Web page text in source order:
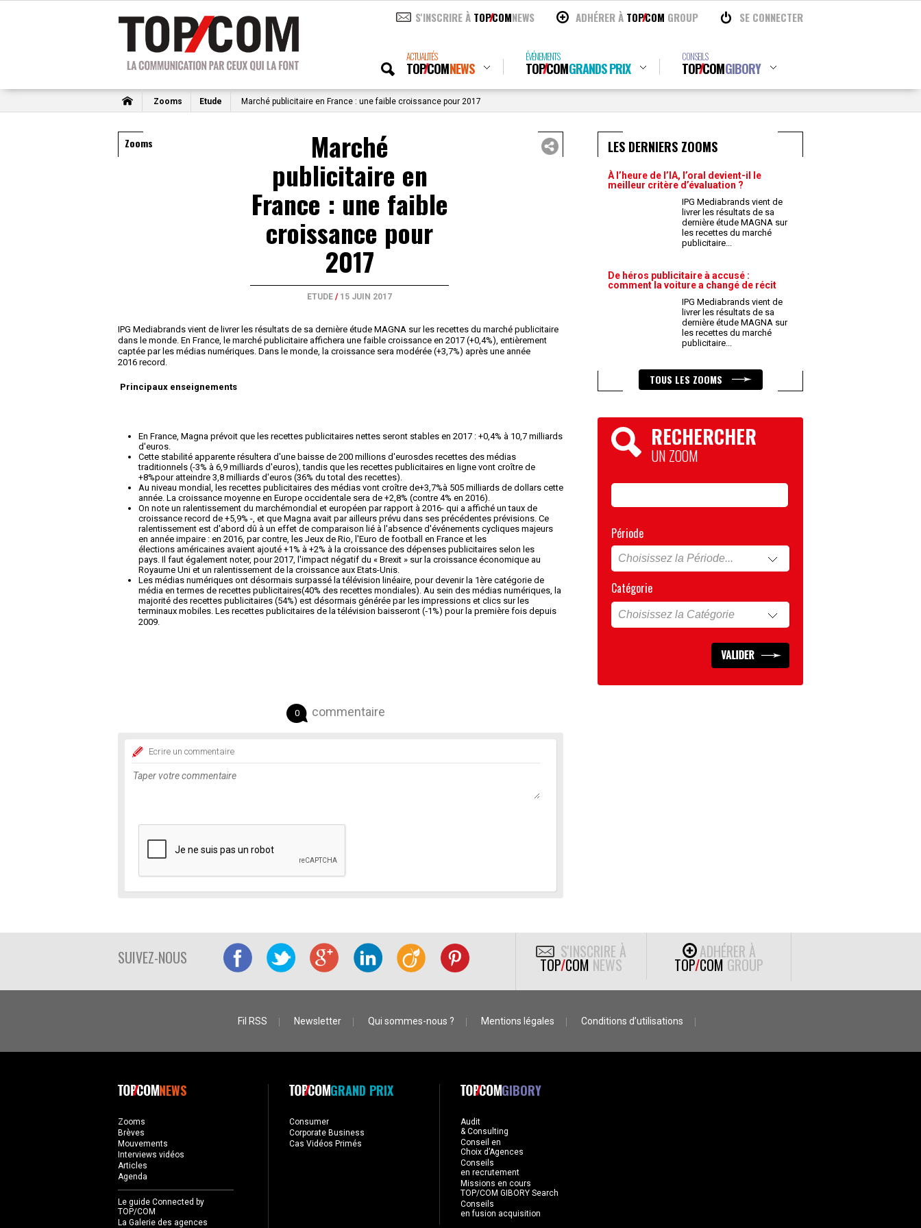
S'INSCRIRE À TOPCOMNEWS ADHÉRER À TOPCOM GROUP SE CONNECTER
ACTUALITÉS
TOPCOMNEWS
ÉVÉNEMENTS
TOPCOMGRANDS PRIX
CONSEILS
TOPCOMGIBORY
Zooms Etude Marché publicitaire en France : une faible croissance pour 2017
Zooms Marché
publicitaire en
France : une faible
croissance pour
2017
ETUDE / 15 JUIN 2017
IPG Mediabrands vient de livrer les résultats de sa dernière étude MAGNA sur les recettes du marché publicitaire
dans le monde. En France, le marché publicitaire affichera une faible croissance en 2017 (+0,4%), entièrement
captée par les médias numériques. Dans le monde, la croissance sera modérée (+3,7%) après une année
2016 record.
Principaux enseignements
En France, Magna prévoit que les recettes publicitaires nettes seront stables en 2017 : +0,4% à 10,7 milliards
d'euros.
Cette stabilité apparente résultera d'une baisse de 200 millions d'eurosdes recettes des médias
traditionnels (-3% à 6,9 milliards d'euros), tandis que les recettes publicitaires en ligne vont croître de
+8%pour atteindre 3,8 milliards d'euros (36% du total des recettes).
Au niveau mondial, les recettes publicitaires des médias vont croître de+3,7%à 505 milliards de dollars cette
année. La croissance moyenne en Europe occidentale sera de +2,8% (contre 4% en 2016).
On note un ralentissement du marchémondial et européen par rapport à 2016- qui a affiché un taux de
croissance record de +5,9% -, et que Magna avait par ailleurs prévu dans ses précédentes prévisions. Ce
ralentissement est d'abord dû à un effet de comparaison lié à l'absence d'événements cycliques majeurs
en année impaire : en 2016, par contre, les Jeux de Rio, l'Euro de football en France et les
élections américaines avaient ajouté +1% à +2% à la croissance des dépenses publicitaires selon les
pays. Il faut également noter, pour 2017, l'impact négatif du « Brexit » sur la croissance économique au
Royaume Uni et un ralentissement de la croissance aux Etats-Unis.
Les médias numériques ont désormais surpassé la télévision linéaire, pour devenir la 1ère catégorie de
média en termes de recettes publicitaires(40% des recettes mondiales). Au sein des médias numériques, la
majorité des recettes publicitaires (54%) est désormais générée par les impressions et clics sur les
terminaux mobiles. Les recettes publicitaires de la télévision baisseront (‑1%) pour la première fois depuis
2009.
0 commentaire
Ecrire un commentaire
LES DERNIERS ZOOMS
À l’heure de l’IA, l’oral devient-il le
meilleur critère d’évaluation ?
IPG Mediabrands vient de
livrer les résultats de sa
dernière étude MAGNA sur
les recettes du marché
publicitaire...
De héros publicitaire à accusé :
comment la voiture a changé de récit
IPG Mediabrands vient de
livrer les résultats de sa
dernière étude MAGNA sur
les recettes du marché
publicitaire...
TOUS LES ZOOMS
RECHERCHER
UN ZOOM
Période
Catégorie
SUIVEZ-NOUS S'INSCRIRE À
TOP/COM NEWS
ADHÉRER À
TOP/COM GROUP
Fil RSS Newsletter Qui sommes-nous ? Mentions légales Conditions d’utilisations
NEWS
Zooms
Brèves
Mouvements
Interviews vidéos
Articles
Agenda
Le guide Connected by
TOP/COM
La Galerie des agences
GRAND PRIX
Consumer
Corporate Business
Cas Vidéos Primés
GIBORY
Audit
& Consulting
Conseil en
Choix d’Agences
Conseils
en recrutement
Missions en cours
TOP/COM GIBORY Search
Conseils
en fusion acquisition